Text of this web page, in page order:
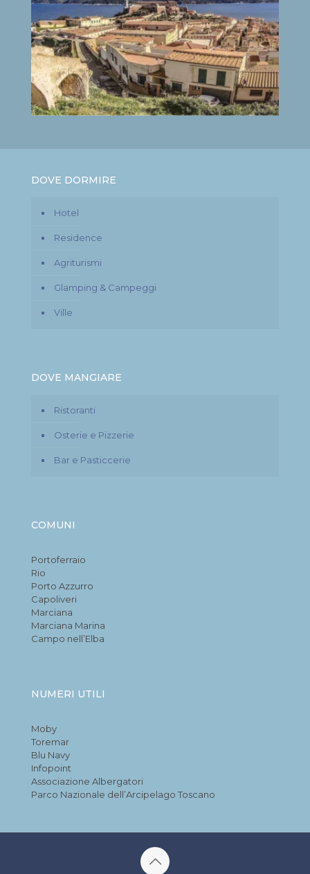
DOVE DORMIRE
Hotel
Residence
Agriturismi
Glamping & Campeggi
Ville
DOVE MANGIARE
Ristoranti
Osterie e Pizzerie
Bar e Pasticcerie
COMUNI
Portoferraio
Rio
Porto Azzurro
Capoliveri
Marciana
Marciana Marina
Campo nell’Elba
NUMERI UTILI
Moby
Toremar
Blu Navy
Infopoint
Associazione Albergatori
Parco Nazionale dell’Arcipelago Toscano